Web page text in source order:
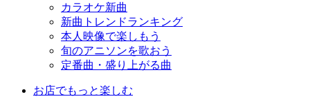
カラオケ新曲
新曲トレンドランキング
本人映像で楽しもう
旬のアニソンを歌おう
定番曲・盛り上がる曲
お店でもっと楽しむ